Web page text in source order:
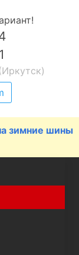
зимние шины